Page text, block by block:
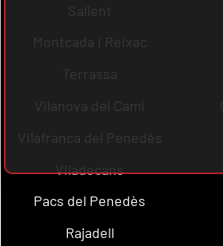
Sallent
Montcada i Reixac
Terrassa
Vilanova del Camí
Vilafranca del Penedès
Viladecans
Pacs del Penedès
Rajadell